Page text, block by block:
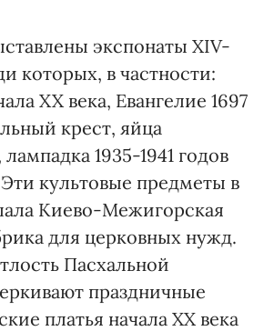
экспонаты XIV-
которых, в частности:
XX века, Евангелие 1697
крест, яйца
1935-1941 годов
культовые предметы в
Киево-Межигорская
для церковных нужд.
Пасхальной
праздничные
платья начала ХХ века